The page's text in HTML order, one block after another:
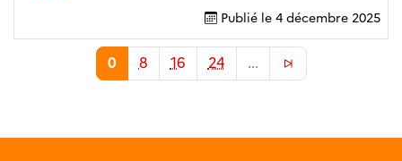
Publié le 4 décembre 2025
0 8 16 24 ...